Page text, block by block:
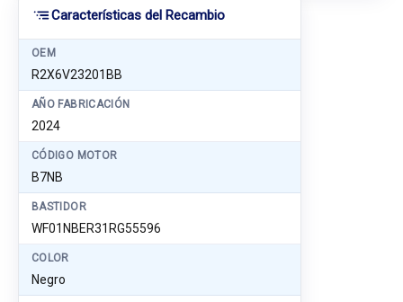
Características del Recambio
OEM
R2X6V23201BB
AÑO FABRICACIÓN
2024
CÓDIGO MOTOR
B7NB
BASTIDOR
WF01NBER31RG55596
COLOR
Negro